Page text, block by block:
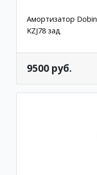
Амортизатор
KZJ78 зад
9500 руб.